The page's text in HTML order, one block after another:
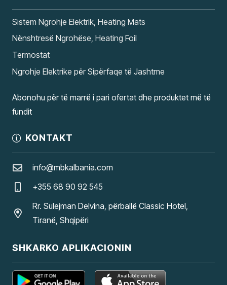
Sistem Ngrohje Elektrik, Heating Mats
Nënshtresë Ngrohëse, Heating Foil
Termostat
Ngrohje Elektrike për Sipërfaqe të Jashtme
Abonohu për të marrë i pari ofertat dhe produktet më të
fundit
KONTAKT
info@mbkalbania.com
+355 68 90 92 545
Rr. Sulejman Delvina, përballë Classic Hotel,
Tiranë, Shqipëri
SHKARKO APLIKACIONIN